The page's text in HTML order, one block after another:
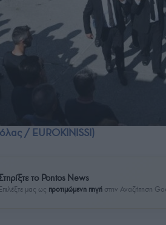
/ EUROKINISSI)
το Pontos News
μας ως προτιμώμενη πηγή στην Αναζήτηση